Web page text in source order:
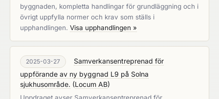
byggnaden, kompletta handlingar för grundläggning och i
övrigt uppfylla normer och krav som ställs i
upphandlingen. Visa upphandlingen »
2025-03-27
Samverkansentreprenad för
uppförande av ny byggnad L9 på Solna
sjukhusområde. (Locum AB)